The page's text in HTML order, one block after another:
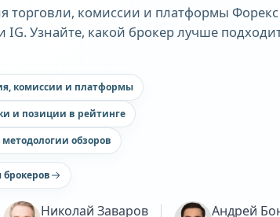
торговли, комиссии и платформы Форекс
IG. Узнайте, какой брокер лучше
комиссии и платформы
и позиции в рейтинге
обзоров
Николай Заваров
Андрей